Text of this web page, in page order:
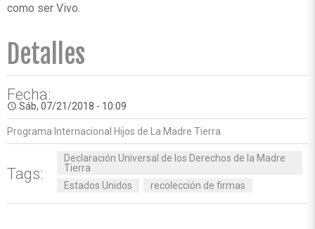
como ser Vivo.
Detalles
Fecha:
access_time Sáb, 07/21/2018 - 10:09
Programa Internacional Hijos de La Madre Tierra
Tags:
Declaración Universal de los Derechos de la Madre
Tierra
Estados Unidos
recolección de firmas